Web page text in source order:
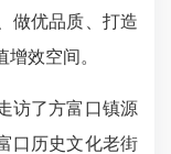
做优品质、打造
效空间。
了方富口镇源
口历史文化老街